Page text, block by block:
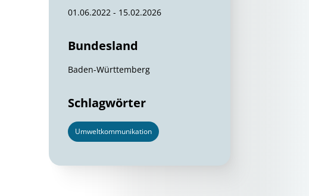
01.06.2022 - 15.02.2026
Bundesland
Baden-Württemberg
Schlagwörter
Umweltkommunikation